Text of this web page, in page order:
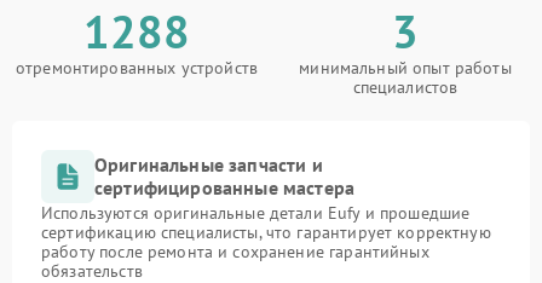
1288
отремонтированных устройств
3
минимальный опыт работы
специалистов
Оригинальные запчасти и
сертифицированные мастера
Используются оригинальные детали Eufy и прошедшие
сертификацию специалисты, что гарантирует корректную
работу после ремонта и сохранение гарантийных
обязательств